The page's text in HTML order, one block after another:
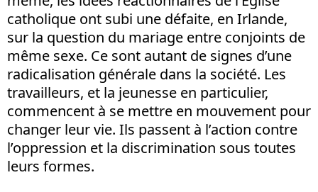
catholique ont subi une défaite, en Irlande,
sur la question du mariage entre conjoints de
même sexe. Ce sont autant de signes d’une
radicalisation générale dans la société. Les
travailleurs, et la jeunesse en particulier,
commencent à se mettre en mouvement pour
changer leur vie. Ils passent à l’action contre
l’oppression et la discrimination sous toutes
leurs formes.